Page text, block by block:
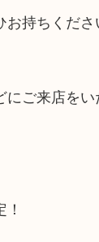
持ちくださ
ご来店を